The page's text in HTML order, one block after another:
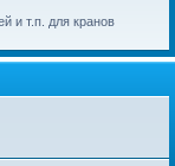
и т.п. для кранов